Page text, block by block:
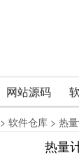
网站源码
> 软件仓库 > 热
热量